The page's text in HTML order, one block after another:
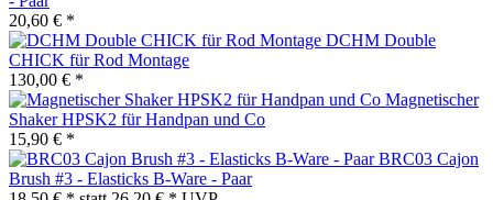
20,60 € *
DCHM Double
CHICK für Rod Montage
130,00 € *
Magnetischer
Shaker HPSK2 für Handpan und Co
15,90 € *
BRC03 Cajon
Brush #3 - Elasticks B-Ware - Paar